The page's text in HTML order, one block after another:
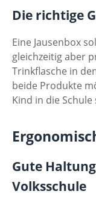
Die richtige
Eine Jausenbox
gleichzeitig aber
Trinkflasche in
beide Produkte
Kind in die
Gute
Volksschule